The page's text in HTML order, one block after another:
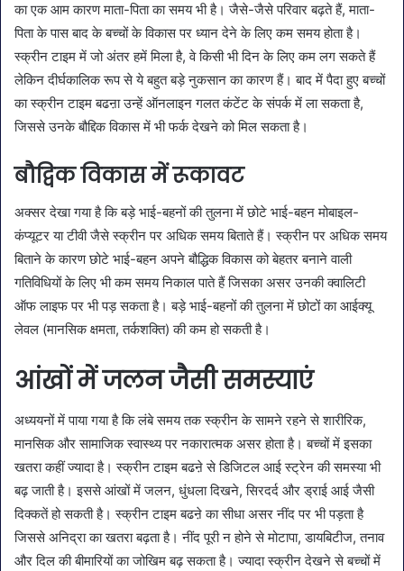
का एक आम कारण माता-पिता का समय भी है। जैसे-जैसे परिवार बढ़ते हैं, माता-
पिता के पास बाद के बच्चों के विकास पर ध्यान देने के लिए कम समय होता है।
स्क्रीन टाइम में जो अंतर हमें मिला है, वे किसी भी दिन के लिए कम लग सकते हैं
लेकिन दीर्घकालिक रूप से ये बहुत बड़े नुकसान का कारण हैं। बाद में पैदा हुए बच्चों
का स्क्रीन टाइम बढऩा उन्हें ऑनलाइन गलत कंटेंट के संपर्क में ला सकता है,
जिससे उनके बौद्दिक विकास में भी फर्क देखने को मिल सकता है।
बौद्विक विकास में रूकावट
अक्सर देखा गया है कि बड़े भाई-बहनों की तुलना में छोटे भाई-बहन मोबाइल-
कंप्यूटर या टीवी जैसे स्क्रीन पर अधिक समय बिताते हैं। स्क्रीन पर अधिक समय
बिताने के कारण छोटे भाई-बहन अपने बौद्धिक विकास को बेहतर बनाने वाली
गतिविधियों के लिए भी कम समय निकाल पाते हैं जिसका असर उनकी क्वालिटी
ऑफ लाइफ पर भी पड़ सकता है। बड़े भाई-बहनों की तुलना में छोटों का आईक्यू
लेवल (मानसिक क्षमता, तर्कशक्ति) की कम हो सकती है।
आंखों में जलन जैसी समस्याएं
अध्ययनों में पाया गया है कि लंबे समय तक स्क्रीन के सामने रहने से शारीरिक,
मानसिक और सामाजिक स्वास्थ्य पर नकारात्मक असर होता है। बच्चों में इसका
खतरा कहीं ज्यादा है। स्क्रीन टाइम बढऩे से डिजिटल आई स्ट्रेन की समस्या भी
बढ़ जाती है। इससे आंखों में जलन, धुंधला दिखने, सिरदर्द और ड्राई आई जैसी
दिक्कतें हो सकती है। स्क्रीन टाइम बढऩे का सीधा असर नींद पर भी पड़ता है
जिससे अनिद्रा का खतरा बढ़ता है। नींद पूरी न होने से मोटापा, डायबिटीज, तनाव
और दिल की बीमारियों का जोखिम बढ़ सकता है। ज्यादा स्क्रीन देखने से बच्चों में